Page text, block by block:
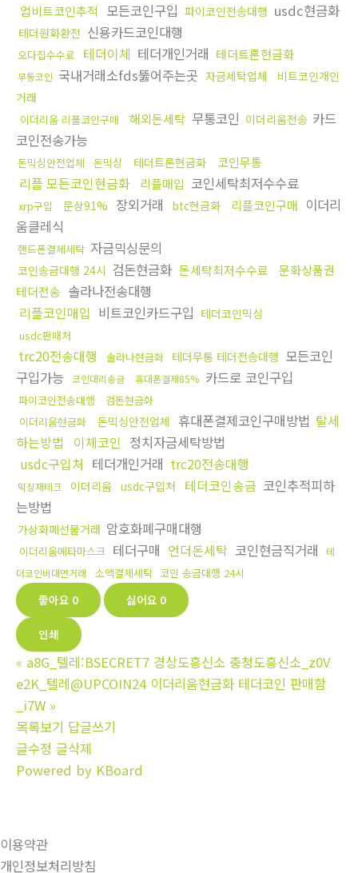
업비트코인추적 모든코인구입 파이코인전송대행 usdc현금화
테더원화환전 신용카드코인대행
오다집수수료 테더이체 테더개인거래 테더트론현금화
무통코인 국내거래소fds뚫어주는곳 자금세탁업체
비트코인개인
거래
이더리움 리플코인구매 해외돈세탁 무통코인 이더리움전송 카드
코인전송가능
돈믹싱안전업체 돈믹싱 테더트론현금화 코인무통
리플 모든코인현금화 리플매입 코인세탁최저수수료
xrp구입 문상91% 장외거래 btc현금화 리플코인구매 이더리
움클레식
핸드폰결제세탁 자금믹싱문의
코인송금대행 24시 검돈현금화 돈세탁최저수수료
문화상품권
테더전송 솔라나전송대행
리플코인매입 비트코인카드구입 테더코인믹싱
usdc판매처
trc20전송대행 솔라나현금화 테더무통 테더전송대행 모든코인
구입가능 코인대리송금 휴대폰결제85% 카드로 코인구입
파이코인전송대행
검돈현금화
이더리움현금화
돈믹싱안전업체 휴대폰결제코인구매방법 탈세
하는방법
이체코인 정치자금세탁방법
usdc구입처 테더개인거래 trc20전송대행
믹싱재테크 이더리움 usdc구입처 테더코인송금 코인추적피하
는방법
가상화폐선물거래 암호화폐구매대행
이더리움메타마스크 테더구매 언더돈세탁 코인현금직거래
테
더코인비대면거래
소액결제세탁 코인 송금대행 24시
좋아요 0 싫어요 0
인쇄
« a8G_텔레:BSECRET7 경상도흥신소 충청도흥신소_z0V
e2K_텔레@UPCOIN24 이더리움현금화 테더코인 판매함
_i7W »
목록보기 답글쓰기
글수정 글삭제
Powered by KBoard
이용약관
개인정보처리방침